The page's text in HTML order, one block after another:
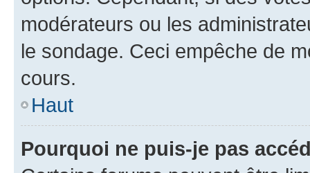
modérateurs ou les
le sondage. Ceci empêche de
cours.
Haut
Pourquoi ne puis-je pas